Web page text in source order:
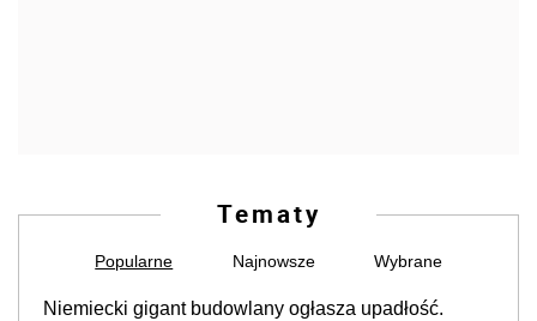
Tematy
Popularne Najnowsze Wybrane
Niemiecki gigant budowlany ogłasza upadłość.